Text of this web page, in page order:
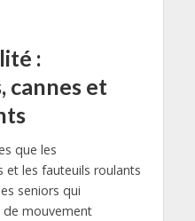
:
cannes et
que les
et les fauteuils roulants
seniors qui
mouvement